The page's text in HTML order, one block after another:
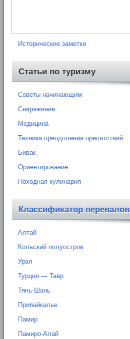
Исторические заметки
Статьи по туризму
Советы начинающим
Снаряжение
Медицина
Техника преодоления препятствий
Бивак
Ориентирование
Походная кулинария
Классификатор перевалов
Алтай
Кольский полуостров
Урал
Турция — Тавр
Тянь-Шань
Прибайкалье
Памир
Памиро-Алай